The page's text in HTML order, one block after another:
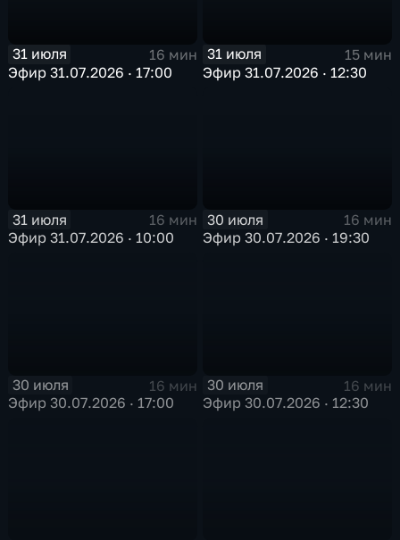
31 июля
16 мин
Эфир 31.07.2026 · 17:00
31 июля
15 мин
Эфир 31.07.2026 · 12:30
31 июля
16 мин
Эфир 31.07.2026 · 10:00
30 июля
16 мин
Эфир 30.07.2026 · 19:30
30 июля
16 мин
Эфир 30.07.2026 · 17:00
30 июля
16 мин
Эфир 30.07.2026 · 12:30